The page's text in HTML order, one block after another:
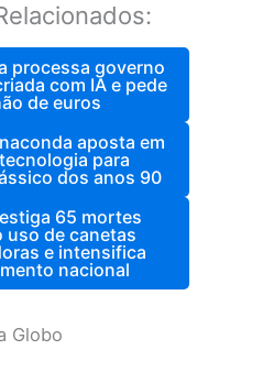
processa governo
com IA e pede
de euros
aposta em
para
dos anos 90
65 mortes
uso de canetas
e intensifica
nacional
Globo